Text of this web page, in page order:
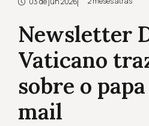
Newsletter
Vaticano
sobre o
mail